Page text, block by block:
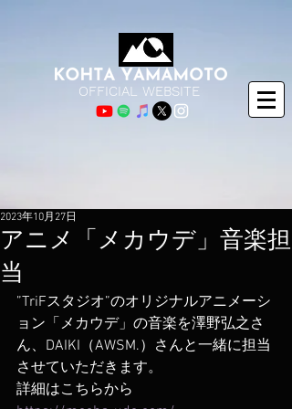
OFFICIAL WEBSITE
アニメ「メカウデ」音楽担
当
2023年10月27日
”TriFスタジオ”のオリジナルアニメーシ
ョン「メカウデ」の音楽を澤野弘之さ
ん、DAIKI（AWSM.）さんと一緒に担当
させていただきます。
詳細はこちらから